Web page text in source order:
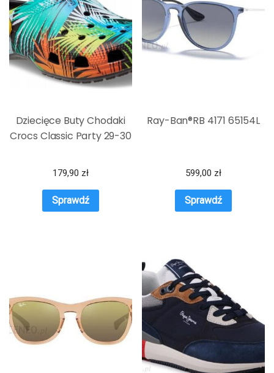
Dziecięce Buty Chodaki
Crocs Classic Party 29-30
179,90 zł
Sprawdź
Ray-Ban®RB 4171 65154L
599,00 zł
Sprawdź